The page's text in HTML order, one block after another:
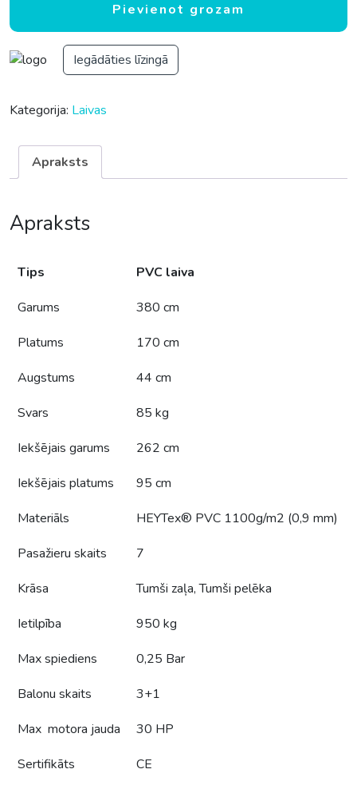
Pievienot grozam
Iegādāties līzingā
Kategorija: Laivas
Apraksts
Apraksts
Tips
PVC laiva
Garums
380 cm
Platums
170 cm
Augstums
44 cm
Svars
85 kg
Iekšējais garums
262 cm
Iekšējais platums
95 cm
Materiāls
HEYTex® PVC 1100g/m2 (0,9 mm)
Pasažieru skaits
7
Krāsa
Tumši zaļa, Tumši pelēka
Ietilpība
950 kg
Max spiediens
0,25 Bar
Balonu skaits
3+1
Max motora jauda
30 HP
Sertifikāts
CE